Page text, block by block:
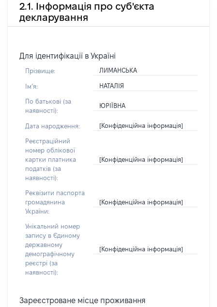
2.1. Інформація про суб'єкта
декларування
Для ідентифікації в Україні
Прізвище: ЛИМАНСЬКА
Імʼя: НАТАЛІЯ
По батькові (за
наявності):
ЮРІЇВНА
Дата народження: [Конфіденційна інформація]
Реєстраційний
номер облікової
картки платника
податків (за
наявності):
[Конфіденційна інформація]
Реквізити паспорта
громадянина
України:
[Конфіденційна інформація]
Унікальний номер
запису в Єдиному
державному
демографічному
реєстрі (за
наявності):
[Конфіденційна інформація]
Зареєстроване місце проживання